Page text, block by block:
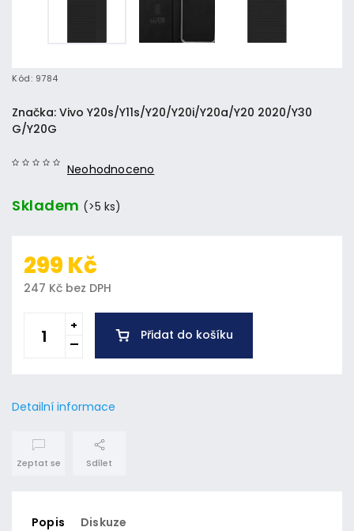
Kód: 9784
Neohodnoceno
Značka: Vivo Y20s/Y11s/Y20/Y20i/Y20a/Y20 2020/Y30
G/Y20G
Skladem (>5 ks)
299 Kč
247 Kč bez DPH
Přidat do košíku
Detailní informace
Zeptat se Sdílet
Popis Diskuze